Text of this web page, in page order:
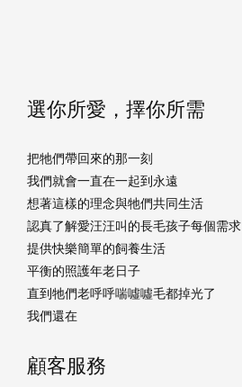
選你所愛，擇你所需
把牠們帶回來的那一刻
我們就會一直在一起到永遠
想著這樣的理念與牠們共同生活
認真了解愛汪汪叫的長毛孩子每個需求
提供快樂簡單的飼養生活
平衡的照護年老日子
直到牠們老呼呼喘噓噓毛都掉光了
我們還在
顧客服務